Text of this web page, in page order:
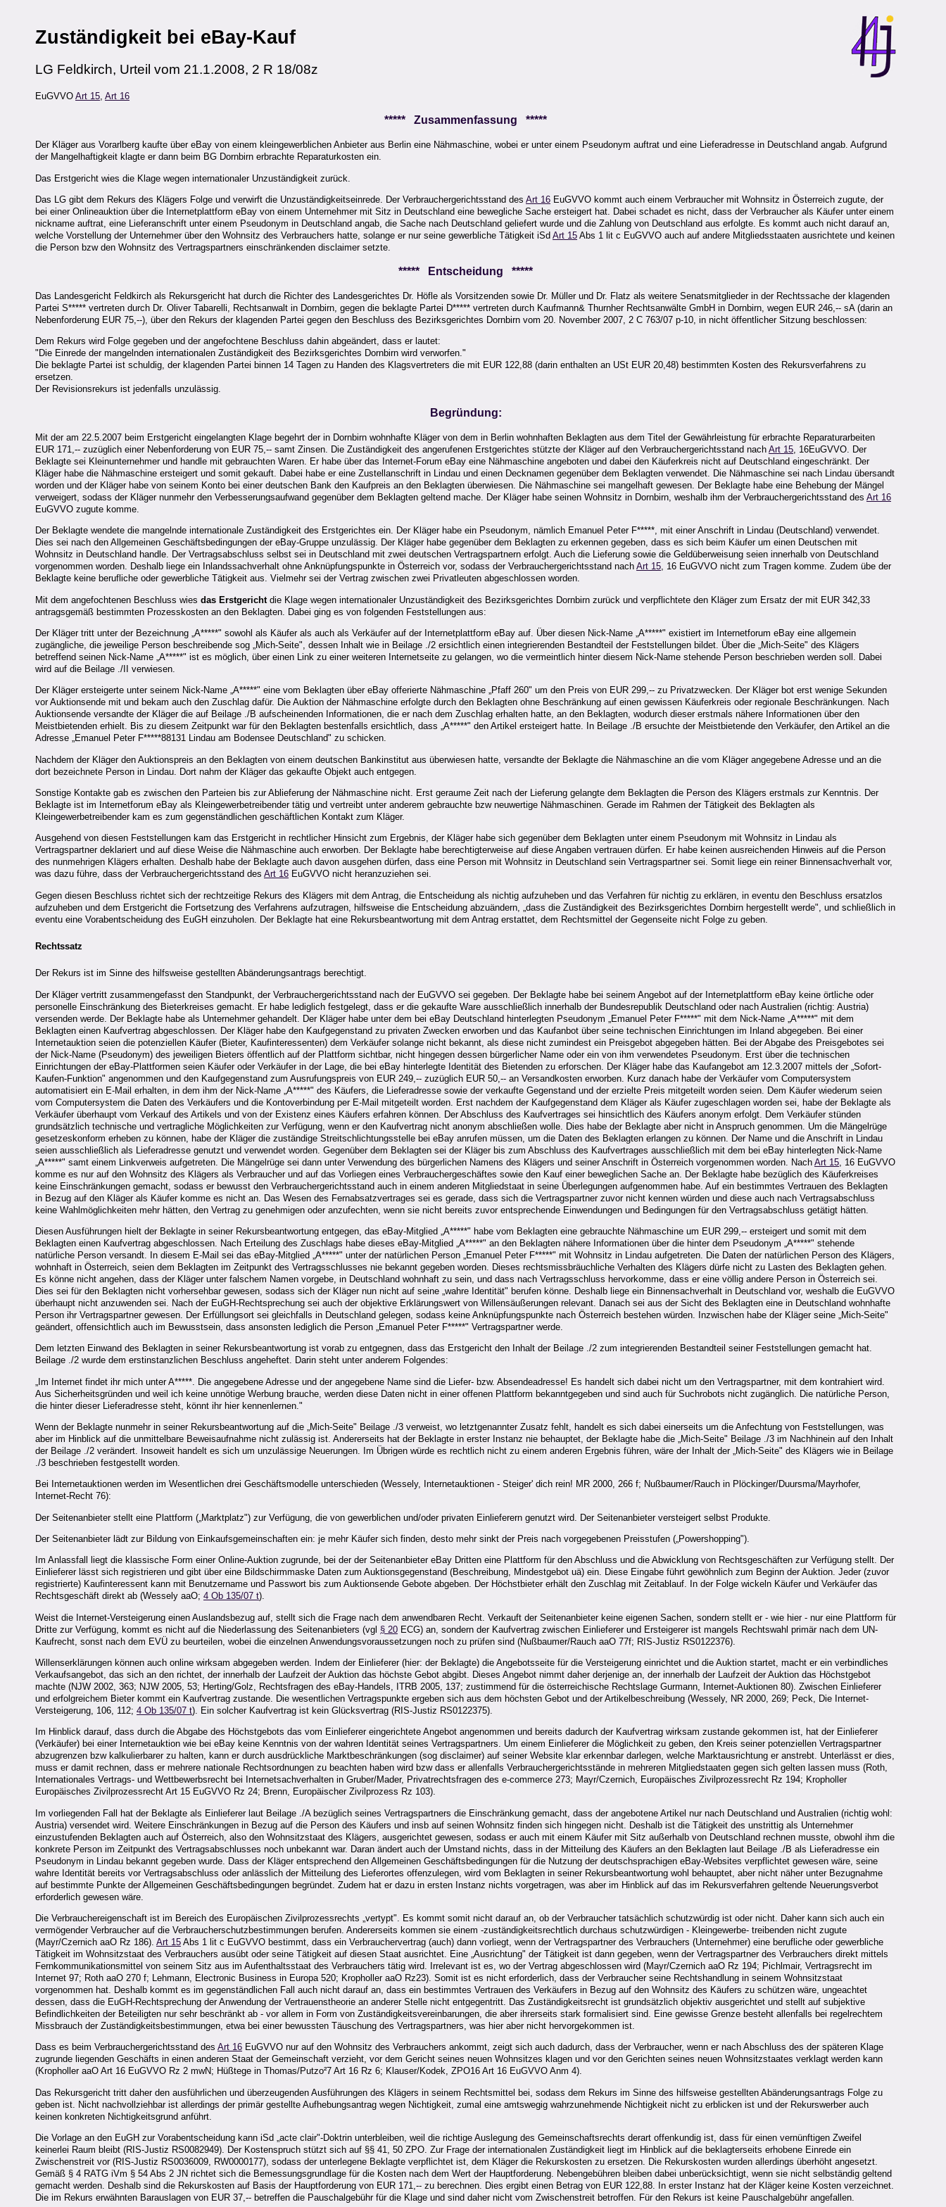
Zuständigkeit bei eBay-Kauf
LG Feldkirch, Urteil vom 21.1.2008, 2 R 18/08z
EuGVVO Art 15, Art 16
***** Zusammenfassung *****
Der Kläger aus Vorarlberg kaufte über eBay von einem kleingewerblichen Anbieter aus Berlin eine Nähmaschine, wobei er unter einem Pseudonym auftrat und eine Lieferadresse in Deutschland angab. Aufgrund
der Mangelhaftigkeit klagte er dann beim BG Dornbirn erbrachte Reparaturkosten ein.
Das Erstgericht wies die Klage wegen internationaler Unzuständigkeit zurück.
Das LG gibt dem Rekurs des Klägers Folge und verwirft die Unzuständigkeitseinrede. Der Verbrauchergerichtsstand des Art 16 EuGVVO kommt auch einem Verbraucher mit Wohnsitz in Österreich zugute, der
bei einer Onlineauktion über die Internetplattform eBay von einem Unternehmer mit Sitz in Deutschland eine bewegliche Sache ersteigert hat. Dabei schadet es nicht, dass der Verbraucher als Käufer unter einem
nickname auftrat, eine Lieferanschrift unter einem Pseudonym in Deutschland angab, die Sache nach Deutschland geliefert wurde und die Zahlung von Deutschland aus erfolgte. Es kommt auch nicht darauf an,
welche Vorstellung der Unternehmer über den Wohnsitz des Verbrauchers hatte, solange er nur seine gewerbliche Tätigkeit iSd Art 15 Abs 1 lit c EuGVVO auch auf andere Mitgliedsstaaten ausrichtete und keinen
die Person bzw den Wohnsitz des Vertragspartners einschränkenden disclaimer setzte.
***** Entscheidung *****
Das Landesgericht Feldkirch als Rekursgericht hat durch die Richter des Landesgerichtes Dr. Höfle als Vorsitzenden sowie Dr. Müller und Dr. Flatz als weitere Senatsmitglieder in der Rechtssache der klagenden
Partei S***** vertreten durch Dr. Oliver Tabarelli, Rechtsanwalt in Dornbirn, gegen die beklagte Partei D***** vertreten durch Kaufmann& Thurnher Rechtsanwälte GmbH in Dornbirn, wegen EUR 246,-- sA (darin an
Nebenforderung EUR 75,--), über den Rekurs der klagenden Partei gegen den Beschluss des Bezirksgerichtes Dornbirn vom 20. November 2007, 2 C 763/07 p-10, in nicht öffentlicher Sitzung beschlossen:
Dem Rekurs wird Folge gegeben und der angefochtene Beschluss dahin abgeändert, dass er lautet:
"Die Einrede der mangelnden internationalen Zuständigkeit des Bezirksgerichtes Dornbirn wird verworfen."
Die beklagte Partei ist schuldig, der klagenden Partei binnen 14 Tagen zu Handen des Klagsvertreters die mit EUR 122,88 (darin enthalten an USt EUR 20,48) bestimmten Kosten des Rekursverfahrens zu
ersetzen.
Der Revisionsrekurs ist jedenfalls unzulässig.
Begründung:
Mit der am 22.5.2007 beim Erstgericht eingelangten Klage begehrt der in Dornbirn wohnhafte Kläger von dem in Berlin wohnhaften Beklagten aus dem Titel der Gewährleistung für erbrachte Reparaturarbeiten
EUR 171,-- zuzüglich einer Nebenforderung von EUR 75,-- samt Zinsen. Die Zuständigkeit des angerufenen Erstgerichtes stützte der Kläger auf den Verbrauchergerichtsstand nach Art 15, 16EuGVVO. Der
Beklagte sei Kleinunternehmer und handle mit gebrauchten Waren. Er habe über das Internet-Forum eBay eine Nähmaschine angeboten und dabei den Käuferkreis nicht auf Deutschland eingeschränkt. Der
Kläger habe die Nähmaschine ersteigert und somit gekauft. Dabei habe er eine Zustellanschrift in Lindau und einen Decknamen gegenüber dem Beklagten verwendet. Die Nähmaschine sei nach Lindau übersandt
worden und der Kläger habe von seinem Konto bei einer deutschen Bank den Kaufpreis an den Beklagten überwiesen. Die Nähmaschine sei mangelhaft gewesen. Der Beklagte habe eine Behebung der Mängel
verweigert, sodass der Kläger nunmehr den Verbesserungsaufwand gegenüber dem Beklagten geltend mache. Der Kläger habe seinen Wohnsitz in Dornbirn, weshalb ihm der Verbrauchergerichtsstand des Art 16
EuGVVO zugute komme.
Der Beklagte wendete die mangelnde internationale Zuständigkeit des Erstgerichtes ein. Der Kläger habe ein Pseudonym, nämlich Emanuel Peter F*****, mit einer Anschrift in Lindau (Deutschland) verwendet.
Dies sei nach den Allgemeinen Geschäftsbedingungen der eBay-Gruppe unzulässig. Der Kläger habe gegenüber dem Beklagten zu erkennen gegeben, dass es sich beim Käufer um einen Deutschen mit
Wohnsitz in Deutschland handle. Der Vertragsabschluss selbst sei in Deutschland mit zwei deutschen Vertragspartnern erfolgt. Auch die Lieferung sowie die Geldüberweisung seien innerhalb von Deutschland
vorgenommen worden. Deshalb liege ein Inlandssachverhalt ohne Anknüpfungspunkte in Österreich vor, sodass der Verbrauchergerichtsstand nach Art 15, 16 EuGVVO nicht zum Tragen komme. Zudem übe der
Beklagte keine berufliche oder gewerbliche Tätigkeit aus. Vielmehr sei der Vertrag zwischen zwei Privatleuten abgeschlossen worden.
Mit dem angefochtenen Beschluss wies das Erstgericht die Klage wegen internationaler Unzuständigkeit des Bezirksgerichtes Dornbirn zurück und verpflichtete den Kläger zum Ersatz der mit EUR 342,33
antragsgemäß bestimmten Prozesskosten an den Beklagten. Dabei ging es von folgenden Feststellungen aus:
Der Kläger tritt unter der Bezeichnung „A*****" sowohl als Käufer als auch als Verkäufer auf der Internetplattform eBay auf. Über diesen Nick-Name „A*****" existiert im Internetforum eBay eine allgemein
zugängliche, die jeweilige Person beschreibende sog „Mich-Seite", dessen Inhalt wie in Beilage ./2 ersichtlich einen integrierenden Bestandteil der Feststellungen bildet. Über die „Mich-Seite" des Klägers
betreffend seinen Nick-Name „A*****" ist es möglich, über einen Link zu einer weiteren Internetseite zu gelangen, wo die vermeintlich hinter diesem Nick-Name stehende Person beschrieben werden soll. Dabei
wird auf die Beilage ./II verwiesen.
Der Kläger ersteigerte unter seinem Nick-Name „A*****" eine vom Beklagten über eBay offerierte Nähmaschine „Pfaff 260" um den Preis von EUR 299,-- zu Privatzwecken. Der Kläger bot erst wenige Sekunden
vor Auktionsende mit und bekam auch den Zuschlag dafür. Die Auktion der Nähmaschine erfolgte durch den Beklagten ohne Beschränkung auf einen gewissen Käuferkreis oder regionale Beschränkungen. Nach
Auktionsende versandte der Kläger die auf Beilage ./B aufscheinenden Informationen, die er nach dem Zuschlag erhalten hatte, an den Beklagten, wodurch dieser erstmals nähere Informationen über den
Meistbietenden erhielt. Bis zu diesem Zeitpunkt war für den Beklagten bestenfalls ersichtlich, dass „A*****" den Artikel ersteigert hatte. In Beilage ./B ersuchte der Meistbietende den Verkäufer, den Artikel an die
Adresse „Emanuel Peter F*****88131 Lindau am Bodensee Deutschland" zu schicken.
Nachdem der Kläger den Auktionspreis an den Beklagten von einem deutschen Bankinstitut aus überwiesen hatte, versandte der Beklagte die Nähmaschine an die vom Kläger angegebene Adresse und an die
dort bezeichnete Person in Lindau. Dort nahm der Kläger das gekaufte Objekt auch entgegen.
Sonstige Kontakte gab es zwischen den Parteien bis zur Ablieferung der Nähmaschine nicht. Erst geraume Zeit nach der Lieferung gelangte dem Beklagten die Person des Klägers erstmals zur Kenntnis. Der
Beklagte ist im Internetforum eBay als Kleingewerbetreibender tätig und vertreibt unter anderem gebrauchte bzw neuwertige Nähmaschinen. Gerade im Rahmen der Tätigkeit des Beklagten als
Kleingewerbetreibender kam es zum gegenständlichen geschäftlichen Kontakt zum Kläger.
Ausgehend von diesen Feststellungen kam das Erstgericht in rechtlicher Hinsicht zum Ergebnis, der Kläger habe sich gegenüber dem Beklagten unter einem Pseudonym mit Wohnsitz in Lindau als
Vertragspartner deklariert und auf diese Weise die Nähmaschine auch erworben. Der Beklagte habe berechtigterweise auf diese Angaben vertrauen dürfen. Er habe keinen ausreichenden Hinweis auf die Person
des nunmehrigen Klägers erhalten. Deshalb habe der Beklagte auch davon ausgehen dürfen, dass eine Person mit Wohnsitz in Deutschland sein Vertragspartner sei. Somit liege ein reiner Binnensachverhalt vor,
was dazu führe, dass der Verbrauchergerichtsstand des Art 16 EuGVVO nicht heranzuziehen sei.
Gegen diesen Beschluss richtet sich der rechtzeitige Rekurs des Klägers mit dem Antrag, die Entscheidung als nichtig aufzuheben und das Verfahren für nichtig zu erklären, in eventu den Beschluss ersatzlos
aufzuheben und dem Erstgericht die Fortsetzung des Verfahrens aufzutragen, hilfsweise die Entscheidung abzuändern, „dass die Zuständigkeit des Bezirksgerichtes Dornbirn hergestellt werde", und schließlich in
eventu eine Vorabentscheidung des EuGH einzuholen. Der Beklagte hat eine Rekursbeantwortung mit dem Antrag erstattet, dem Rechtsmittel der Gegenseite nicht Folge zu geben.
Rechtssatz
Der Rekurs ist im Sinne des hilfsweise gestellten Abänderungsantrags berechtigt.
Der Kläger vertritt zusammengefasst den Standpunkt, der Verbrauchergerichtsstand nach der EuGVVO sei gegeben. Der Beklagte habe bei seinem Angebot auf der Internetplattform eBay keine örtliche oder
personelle Einschränkung des Bieterkreises gemacht. Er habe lediglich festgelegt, dass er die gekaufte Ware ausschließlich innerhalb der Bundesrepublik Deutschland oder nach Australien (richtig: Austria)
versenden werde. Der Beklagte habe als Unternehmer gehandelt. Der Kläger habe unter dem bei eBay Deutschland hinterlegten Pseudonym „Emanuel Peter F*****" mit dem Nick-Name „A*****" mit dem
Beklagten einen Kaufvertrag abgeschlossen. Der Kläger habe den Kaufgegenstand zu privaten Zwecken erworben und das Kaufanbot über seine technischen Einrichtungen im Inland abgegeben. Bei einer
Internetauktion seien die potenziellen Käufer (Bieter, Kaufinteressenten) dem Verkäufer solange nicht bekannt, als diese nicht zumindest ein Preisgebot abgegeben hätten. Bei der Abgabe des Preisgebotes sei
der Nick-Name (Pseudonym) des jeweiligen Bieters öffentlich auf der Plattform sichtbar, nicht hingegen dessen bürgerlicher Name oder ein von ihm verwendetes Pseudonym. Erst über die technischen
Einrichtungen der eBay-Plattformen seien Käufer oder Verkäufer in der Lage, die bei eBay hinterlegte Identität des Bietenden zu erforschen. Der Kläger habe das Kaufangebot am 12.3.2007 mittels der „Sofort-
Kaufen-Funktion" angenommen und den Kaufgegenstand zum Ausrufungspreis von EUR 249,-- zuzüglich EUR 50,-- an Versandkosten erworben. Kurz danach habe der Verkäufer vom Computersystem
automatisiert ein E-Mail erhalten, in dem ihm der Nick-Name „A*****" des Käufers, die Lieferadresse sowie der verkaufte Gegenstand und der erzielte Preis mitgeteilt worden seien. Dem Käufer wiederum seien
vom Computersystem die Daten des Verkäufers und die Kontoverbindung per E-Mail mitgeteilt worden. Erst nachdem der Kaufgegenstand dem Kläger als Käufer zugeschlagen worden sei, habe der Beklagte als
Verkäufer überhaupt vom Verkauf des Artikels und von der Existenz eines Käufers erfahren können. Der Abschluss des Kaufvertrages sei hinsichtlich des Käufers anonym erfolgt. Dem Verkäufer stünden
grundsätzlich technische und vertragliche Möglichkeiten zur Verfügung, wenn er den Kaufvertrag nicht anonym abschließen wolle. Dies habe der Beklagte aber nicht in Anspruch genommen. Um die Mängelrüge
gesetzeskonform erheben zu können, habe der Kläger die zuständige Streitschlichtungsstelle bei eBay anrufen müssen, um die Daten des Beklagten erlangen zu können. Der Name und die Anschrift in Lindau
seien ausschließlich als Lieferadresse genutzt und verwendet worden. Gegenüber dem Beklagten sei der Kläger bis zum Abschluss des Kaufvertrages ausschließlich mit dem bei eBay hinterlegten Nick-Name
„A*****" samt einem Linkverweis aufgetreten. Die Mängelrüge sei dann unter Verwendung des bürgerlichen Namens des Klägers und seiner Anschrift in Österreich vorgenommen worden. Nach Art 15 , 16 EuGVVO
komme es nur auf den Wohnsitz des Klägers als Verbraucher und auf das Vorliegen eines Verbrauchergeschäftes sowie den Kauf einer beweglichen Sache an. Der Beklagte habe bezüglich des Käuferkreises
keine Einschränkungen gemacht, sodass er bewusst den Verbrauchergerichtsstand auch in einem anderen Mitgliedstaat in seine Überlegungen aufgenommen habe. Auf ein bestimmtes Vertrauen des Beklagten
in Bezug auf den Kläger als Käufer komme es nicht an. Das Wesen des Fernabsatzvertrages sei es gerade, dass sich die Vertragspartner zuvor nicht kennen würden und diese auch nach Vertragsabschluss
keine Wahlmöglichkeiten mehr hätten, den Vertrag zu genehmigen oder anzufechten, wenn sie nicht bereits zuvor entsprechende Einwendungen und Bedingungen für den Vertragsabschluss getätigt hätten.
Diesen Ausführungen hielt der Beklagte in seiner Rekursbeantwortung entgegen, das eBay-Mitglied „A*****" habe vom Beklagten eine gebrauchte Nähmaschine um EUR 299,-- ersteigert und somit mit dem
Beklagten einen Kaufvertrag abgeschlossen. Nach Erteilung des Zuschlags habe dieses eBay-Mitglied „A*****" an den Beklagten nähere Informationen über die hinter dem Pseudonym „A*****" stehende
natürliche Person versandt. In diesem E-Mail sei das eBay-Mitglied „A*****" unter der natürlichen Person „Emanuel Peter F*****" mit Wohnsitz in Lindau aufgetreten. Die Daten der natürlichen Person des Klägers,
wohnhaft in Österreich, seien dem Beklagten im Zeitpunkt des Vertragsschlusses nie bekannt gegeben worden. Dieses rechtsmissbräuchliche Verhalten des Klägers dürfe nicht zu Lasten des Beklagten gehen.
Es könne nicht angehen, dass der Kläger unter falschem Namen vorgebe, in Deutschland wohnhaft zu sein, und dass nach Vertragsschluss hervorkomme, dass er eine völlig andere Person in Österreich sei.
Dies sei für den Beklagten nicht vorhersehbar gewesen, sodass sich der Kläger nun nicht auf seine „wahre Identität" berufen könne. Deshalb liege ein Binnensachverhalt in Deutschland vor, weshalb die EuGVVO
überhaupt nicht anzuwenden sei. Nach der EuGH-Rechtsprechung sei auch der objektive Erklärungswert von Willensäußerungen relevant. Danach sei aus der Sicht des Beklagten eine in Deutschland wohnhafte
Person ihr Vertragspartner gewesen. Der Erfüllungsort sei gleichfalls in Deutschland gelegen, sodass keine Anknüpfungspunkte nach Österreich bestehen würden. Inzwischen habe der Kläger seine „Mich-Seite"
geändert, offensichtlich auch im Bewusstsein, dass ansonsten lediglich die Person „Emanuel Peter F*****" Vertragspartner werde.
Dem letzten Einwand des Beklagten in seiner Rekursbeantwortung ist vorab zu entgegnen, dass das Erstgericht den Inhalt der Beilage ./2 zum integrierenden Bestandteil seiner Feststellungen gemacht hat.
Beilage ./2 wurde dem erstinstanzlichen Beschluss angeheftet. Darin steht unter anderem Folgendes:
„Im Internet findet ihr mich unter A*****. Die angegebene Adresse und der angegebene Name sind die Liefer- bzw. Absendeadresse! Es handelt sich dabei nicht um den Vertragspartner, mit dem kontrahiert wird.
Aus Sicherheitsgründen und weil ich keine unnötige Werbung brauche, werden diese Daten nicht in einer offenen Plattform bekanntgegeben und sind auch für Suchrobots nicht zugänglich. Die natürliche Person,
die hinter dieser Lieferadresse steht, könnt ihr hier kennenlernen."
Wenn der Beklagte nunmehr in seiner Rekursbeantwortung auf die „Mich-Seite" Beilage ./3 verweist, wo letztgenannter Zusatz fehlt, handelt es sich dabei einerseits um die Anfechtung von Feststellungen, was
aber im Hinblick auf die unmittelbare Beweisaufnahme nicht zulässig ist. Andererseits hat der Beklagte in erster Instanz nie behauptet, der Beklagte habe die „Mich-Seite" Beilage ./3 im Nachhinein auf den Inhalt
der Beilage ./2 verändert. Insoweit handelt es sich um unzulässige Neuerungen. Im Übrigen würde es rechtlich nicht zu einem anderen Ergebnis führen, wäre der Inhalt der „Mich-Seite" des Klägers wie in Beilage
./3 beschrieben festgestellt worden.
Bei Internetauktionen werden im Wesentlichen drei Geschäftsmodelle unterschieden (Wessely, Internetauktionen - Steiger' dich rein! MR 2000, 266 f; Nußbaumer/Rauch in Plöckinger/Duursma/Mayrhofer,
Internet-Recht 76):
Der Seitenanbieter stellt eine Plattform („Marktplatz") zur Verfügung, die von gewerblichen und/oder privaten Einlieferern genutzt wird. Der Seitenanbieter versteigert selbst Produkte.
Der Seitenanbieter lädt zur Bildung von Einkaufsgemeinschaften ein: je mehr Käufer sich finden, desto mehr sinkt der Preis nach vorgegebenen Preisstufen („Powershopping").
Im Anlassfall liegt die klassische Form einer Online-Auktion zugrunde, bei der der Seitenanbieter eBay Dritten eine Plattform für den Abschluss und die Abwicklung von Rechtsgeschäften zur Verfügung stellt. Der
Einlieferer lässt sich registrieren und gibt über eine Bildschirmmaske Daten zum Auktionsgegenstand (Beschreibung, Mindestgebot uä) ein. Diese Eingabe führt gewöhnlich zum Beginn der Auktion. Jeder (zuvor
registrierte) Kaufinteressent kann mit Benutzername und Passwort bis zum Auktionsende Gebote abgeben. Der Höchstbieter erhält den Zuschlag mit Zeitablauf. In der Folge wickeln Käufer und Verkäufer das
Rechtsgeschäft direkt ab (Wessely aaO; 4 Ob 135/07 t).
Weist die Internet-Versteigerung einen Auslandsbezug auf, stellt sich die Frage nach dem anwendbaren Recht. Verkauft der Seitenanbieter keine eigenen Sachen, sondern stellt er - wie hier - nur eine Plattform für
Dritte zur Verfügung, kommt es nicht auf die Niederlassung des Seitenanbieters (vgl § 20 ECG) an, sondern der Kaufvertrag zwischen Einlieferer und Ersteigerer ist mangels Rechtswahl primär nach dem UN-
Kaufrecht, sonst nach dem EVÜ zu beurteilen, wobei die einzelnen Anwendungsvoraussetzungen noch zu prüfen sind (Nußbaumer/Rauch aaO 77f; RIS-Justiz RS0122376).
Willenserklärungen können auch online wirksam abgegeben werden. Indem der Einlieferer (hier: der Beklagte) die Angebotsseite für die Versteigerung einrichtet und die Auktion startet, macht er ein verbindliches
Verkaufsangebot, das sich an den richtet, der innerhalb der Laufzeit der Auktion das höchste Gebot abgibt. Dieses Angebot nimmt daher derjenige an, der innerhalb der Laufzeit der Auktion das Höchstgebot
machte (NJW 2002, 363; NJW 2005, 53; Herting/Golz, Rechtsfragen des eBay-Handels, ITRB 2005, 137; zustimmend für die österreichische Rechtslage Gurmann, Internet-Auktionen 80). Zwischen Einlieferer
und erfolgreichem Bieter kommt ein Kaufvertrag zustande. Die wesentlichen Vertragspunkte ergeben sich aus dem höchsten Gebot und der Artikelbeschreibung (Wessely, NR 2000, 269; Peck, Die Internet-
Versteigerung, 106, 112; 4 Ob 135/07 t). Ein solcher Kaufvertrag ist kein Glücksvertrag (RIS-Justiz RS0122375).
Im Hinblick darauf, dass durch die Abgabe des Höchstgebots das vom Einlieferer eingerichtete Angebot angenommen und bereits dadurch der Kaufvertrag wirksam zustande gekommen ist, hat der Einlieferer
(Verkäufer) bei einer Internetauktion wie bei eBay keine Kenntnis von der wahren Identität seines Vertragspartners. Um einem Einlieferer die Möglichkeit zu geben, den Kreis seiner potenziellen Vertragspartner
abzugrenzen bzw kalkulierbarer zu halten, kann er durch ausdrückliche Marktbeschränkungen (sog disclaimer) auf seiner Website klar erkennbar darlegen, welche Marktausrichtung er anstrebt. Unterlässt er dies,
muss er damit rechnen, dass er mehrere nationale Rechtsordnungen zu beachten haben wird bzw dass er allenfalls Verbrauchergerichtsstände in mehreren Mitgliedstaaten gegen sich gelten lassen muss (Roth,
Internationales Vertrags- und Wettbewerbsrecht bei Internetsachverhalten in Gruber/Mader, Privatrechtsfragen des e-commerce 273; Mayr/Czernich, Europäisches Zivilprozessrecht Rz 194; Kropholler
Europäisches Zivilprozessrecht Art 15 EuGVVO Rz 24; Brenn, Europäischer Zivilprozess Rz 103).
Im vorliegenden Fall hat der Beklagte als Einlieferer laut Beilage ./A bezüglich seines Vertragspartners die Einschränkung gemacht, dass der angebotene Artikel nur nach Deutschland und Australien (richtig wohl:
Austria) versendet wird. Weitere Einschränkungen in Bezug auf die Person des Käufers und insb auf seinen Wohnsitz finden sich hingegen nicht. Deshalb ist die Tätigkeit des unstrittig als Unternehmer
einzustufenden Beklagten auch auf Österreich, also den Wohnsitzstaat des Klägers, ausgerichtet gewesen, sodass er auch mit einem Käufer mit Sitz außerhalb von Deutschland rechnen musste, obwohl ihm die
konkrete Person im Zeitpunkt des Vertragsabschlusses noch unbekannt war. Daran ändert auch der Umstand nichts, dass in der Mitteilung des Käufers an den Beklagten laut Beilage ./B als Lieferadresse ein
Pseudonym in Lindau bekannt gegeben wurde. Dass der Kläger entsprechend den Allgemeinen Geschäftsbedingungen für die Nutzung der deutschsprachigen eBay-Websites verpflichtet gewesen wäre, seine
wahre Identität bereits vor Vertragsabschluss oder anlässlich der Mitteilung des Lieferortes offenzulegen, wird vom Beklagten in seiner Rekursbeantwortung wohl behauptet, aber nicht näher unter Bezugnahme
auf bestimmte Punkte der Allgemeinen Geschäftsbedingungen begründet. Zudem hat er dazu in ersten Instanz nichts vorgetragen, was aber im Hinblick auf das im Rekursverfahren geltende Neuerungsverbot
erforderlich gewesen wäre.
Die Verbrauchereigenschaft ist im Bereich des Europäischen Zivilprozessrechts „vertypt". Es kommt somit nicht darauf an, ob der Verbraucher tatsächlich schutzwürdig ist oder nicht. Daher kann sich auch ein
vermögender Verbraucher auf die Verbraucherschutzbestimmungen berufen. Andererseits kommen sie einem -zuständigkeitsrechtlich durchaus schutzwürdigen - Kleingewerbe- treibenden nicht zugute
(Mayr/Czernich aaO Rz 186). Art 15 Abs 1 lit c EuGVVO bestimmt, dass ein Verbrauchervertrag (auch) dann vorliegt, wenn der Vertragspartner des Verbrauchers (Unternehmer) eine berufliche oder gewerbliche
Tätigkeit im Wohnsitzstaat des Verbrauchers ausübt oder seine Tätigkeit auf diesen Staat ausrichtet. Eine „Ausrichtung" der Tätigkeit ist dann gegeben, wenn der Vertragspartner des Verbrauchers direkt mittels
Fernkommunikationsmittel von seinem Sitz aus im Aufenthaltsstaat des Verbrauchers tätig wird. Irrelevant ist es, wo der Vertrag abgeschlossen wird (Mayr/Czernich aaO Rz 194; Pichlmair, Vertragsrecht im
Internet 97; Roth aaO 270 f; Lehmann, Electronic Business in Europa 520; Kropholler aaO Rz23). Somit ist es nicht erforderlich, dass der Verbraucher seine Rechtshandlung in seinem Wohnsitzstaat
vorgenommen hat. Deshalb kommt es im gegenständlichen Fall auch nicht darauf an, dass ein bestimmtes Vertrauen des Verkäufers in Bezug auf den Wohnsitz des Käufers zu schützen wäre, ungeachtet
dessen, dass die EuGH-Rechtsprechung der Anwendung der Vertrauenstheorie an anderer Stelle nicht entgegentritt. Das Zuständigkeitsrecht ist grundsätzlich objektiv ausgerichtet und stellt auf subjektive
Befindlichkeiten der Beteiligten nur sehr beschränkt ab - vor allem in Form von Zuständigkeitsvereinbarungen, die aber ihrerseits stark formalisiert sind. Eine gewisse Grenze besteht allenfalls bei regelrechtem
Missbrauch der Zuständigkeitsbestimmungen, etwa bei einer bewussten Täuschung des Vertragspartners, was hier aber nicht hervorgekommen ist.
Dass es beim Verbrauchergerichtsstand des Art 16 EuGVVO nur auf den Wohnsitz des Verbrauchers ankommt, zeigt sich auch dadurch, dass der Verbraucher, wenn er nach Abschluss des der späteren Klage
zugrunde liegenden Geschäfts in einen anderen Staat der Gemeinschaft verzieht, vor dem Gericht seines neuen Wohnsitzes klagen und vor den Gerichten seines neuen Wohnsitzstaates verklagt werden kann
(Kropholler aaO Art 16 EuGVVO Rz 2 mwN; Hüßtege in Thomas/Putzo²7 Art 16 Rz 6; Klauser/Kodek, ZPO16 Art 16 EuGVVO Anm 4).
Das Rekursgericht tritt daher den ausführlichen und überzeugenden Ausführungen des Klägers in seinem Rechtsmittel bei, sodass dem Rekurs im Sinne des hilfsweise gestellten Abänderungsantrags Folge zu
geben ist. Nicht nachvollziehbar ist allerdings der primär gestellte Aufhebungsantrag wegen Nichtigkeit, zumal eine amtswegig wahrzunehmende Nichtigkeit nicht zu erblicken ist und der Rekurswerber auch
keinen konkreten Nichtigkeitsgrund anführt.
Die Vorlage an den EuGH zur Vorabentscheidung kann iSd „acte clair"-Doktrin unterbleiben, weil die richtige Auslegung des Gemeinschaftsrechts derart offenkundig ist, dass für einen vernünftigen Zweifel
keinerlei Raum bleibt (RIS-Justiz RS0082949). Der Kostenspruch stützt sich auf §§ 41, 50 ZPO. Zur Frage der internationalen Zuständigkeit liegt im Hinblick auf die beklagterseits erhobene Einrede ein
Zwischenstreit vor (RIS-Justiz RS0036009, RW0000177), sodass der unterlegene Beklagte verpflichtet ist, dem Kläger die Rekurskosten zu ersetzen. Die Rekurskosten wurden allerdings überhöht angesetzt.
Gemäß § 4 RATG iVm § 54 Abs 2 JN richtet sich die Bemessungsgrundlage für die Kosten nach dem Wert der Hauptforderung. Nebengebühren bleiben dabei unberücksichtigt, wenn sie nicht selbständig geltend
gemacht werden. Deshalb sind die Rekurskosten auf Basis der Hauptforderung von EUR 171,-- zu berechnen. Dies ergibt einen Betrag von EUR 122,88. In erster Instanz hat der Kläger keine Kosten verzeichnet.
Die im Rekurs erwähnten Barauslagen von EUR 37,-- betreffen die Pauschalgebühr für die Klage und sind daher nicht vom Zwischenstreit betroffen. Für den Rekurs ist keine Pauschalgebühr angefallen.